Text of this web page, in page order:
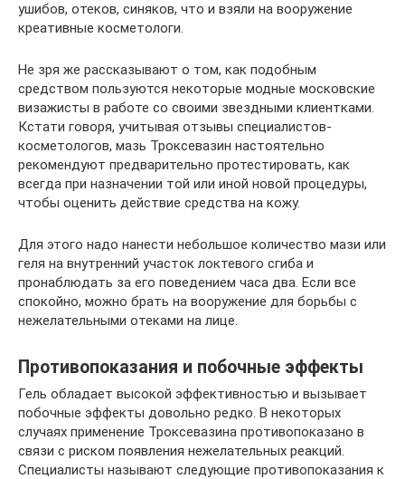
ушибов, отеков, синяков, что и взяли на вооружение
креативные косметологи.
Не зря же рассказывают о том, как подобным
средством пользуются некоторые модные московские
визажисты в работе со своими звездными клиентками.
Кстати говоря, учитывая отзывы специалистов-
косметологов, мазь Троксевазин настоятельно
рекомендуют предварительно протестировать, как
всегда при назначении той или иной новой процедуры,
чтобы оценить действие средства на кожу.
Для этого надо нанести небольшое количество мази или
геля на внутренний участок локтевого сгиба и
пронаблюдать за его поведением часа два. Если все
спокойно, можно брать на вооружение для борьбы с
нежелательными отеками на лице.
Противопоказания и побочные эффекты
Гель обладает высокой эффективностью и вызывает
побочные эффекты довольно редко. В некоторых
случаях применение Троксевазина противопоказано в
связи с риском появления нежелательных реакций.
Специалисты называют следующие противопоказания к